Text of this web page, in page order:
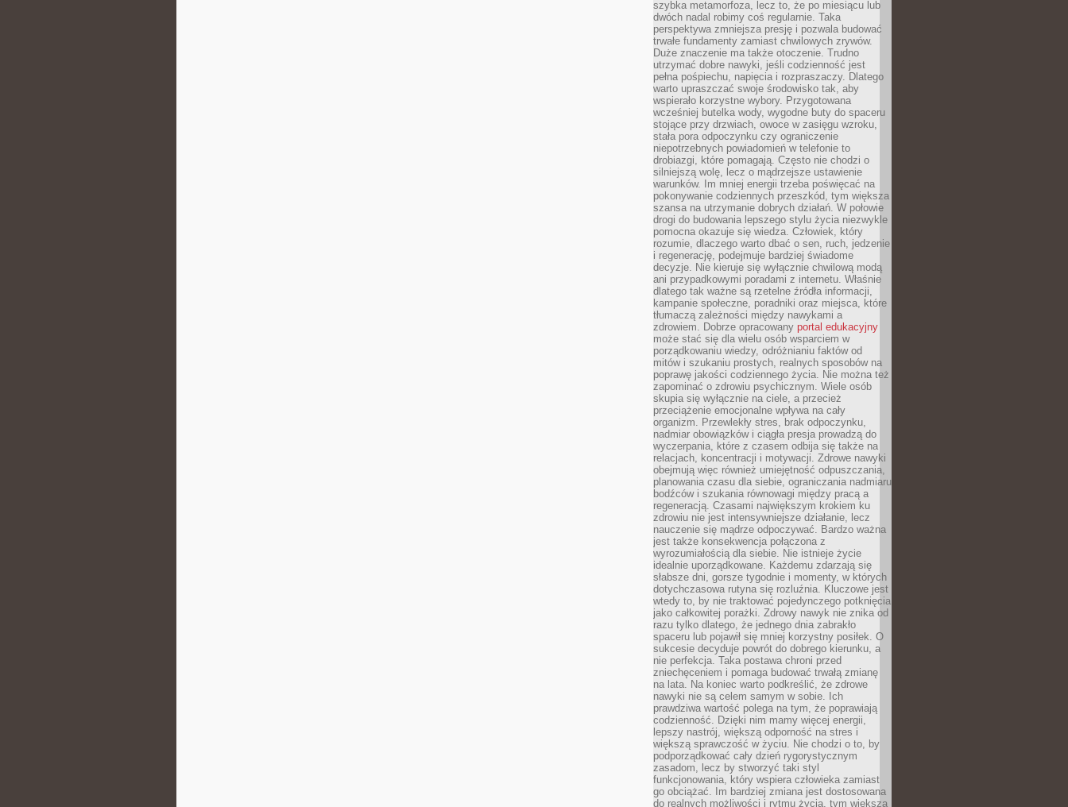
szybka metamorfoza, lecz to, że po miesiącu lub
dwóch nadal robimy coś regularnie. Taka
perspektywa zmniejsza presję i pozwala budować
trwałe fundamenty zamiast chwilowych zrywów.
Duże znaczenie ma także otoczenie. Trudno
utrzymać dobre nawyki, jeśli codzienność jest
pełna pośpiechu, napięcia i rozpraszaczy. Dlatego
warto upraszczać swoje środowisko tak, aby
wspierało korzystne wybory. Przygotowana
wcześniej butelka wody, wygodne buty do spaceru
stojące przy drzwiach, owoce w zasięgu wzroku,
stała pora odpoczynku czy ograniczenie
niepotrzebnych powiadomień w telefonie to
drobiazgi, które pomagają. Często nie chodzi o
silniejszą wolę, lecz o mądrzejsze ustawienie
warunków. Im mniej energii trzeba poświęcać na
pokonywanie codziennych przeszkód, tym większa
szansa na utrzymanie dobrych działań. W połowie
drogi do budowania lepszego stylu życia niezwykle
pomocna okazuje się wiedza. Człowiek, który
rozumie, dlaczego warto dbać o sen, ruch, jedzenie
i regenerację, podejmuje bardziej świadome
decyzje. Nie kieruje się wyłącznie chwilową modą
ani przypadkowymi poradami z internetu. Właśnie
dlatego tak ważne są rzetelne źródła informacji,
kampanie społeczne, poradniki oraz miejsca, które
tłumaczą zależności między nawykami a
zdrowiem. Dobrze opracowany portal edukacyjny
może stać się dla wielu osób wsparciem w
porządkowaniu wiedzy, odróżnianiu faktów od
mitów i szukaniu prostych, realnych sposobów na
poprawę jakości codziennego życia. Nie można też
zapominać o zdrowiu psychicznym. Wiele osób
skupia się wyłącznie na ciele, a przecież
przeciążenie emocjonalne wpływa na cały
organizm. Przewlekły stres, brak odpoczynku,
nadmiar obowiązków i ciągła presja prowadzą do
wyczerpania, które z czasem odbija się także na
relacjach, koncentracji i motywacji. Zdrowe nawyki
obejmują więc również umiejętność odpuszczania,
planowania czasu dla siebie, ograniczania nadmiaru
bodźców i szukania równowagi między pracą a
regeneracją. Czasami największym krokiem ku
zdrowiu nie jest intensywniejsze działanie, lecz
nauczenie się mądrze odpoczywać. Bardzo ważna
jest także konsekwencja połączona z
wyrozumiałością dla siebie. Nie istnieje życie
idealnie uporządkowane. Każdemu zdarzają się
słabsze dni, gorsze tygodnie i momenty, w których
dotychczasowa rutyna się rozluźnia. Kluczowe jest
wtedy to, by nie traktować pojedynczego potknięcia
jako całkowitej porażki. Zdrowy nawyk nie znika od
razu tylko dlatego, że jednego dnia zabrakło
spaceru lub pojawił się mniej korzystny posiłek. O
sukcesie decyduje powrót do dobrego kierunku, a
nie perfekcja. Taka postawa chroni przed
zniechęceniem i pomaga budować trwałą zmianę
na lata. Na koniec warto podkreślić, że zdrowe
nawyki nie są celem samym w sobie. Ich
prawdziwa wartość polega na tym, że poprawiają
codzienność. Dzięki nim mamy więcej energii,
lepszy nastrój, większą odporność na stres i
większą sprawczość w życiu. Nie chodzi o to, by
podporządkować cały dzień rygorystycznym
zasadom, lecz by stworzyć taki styl
funkcjonowania, który wspiera człowieka zamiast
go obciążać. Im bardziej zmiana jest dostosowana
do realnych możliwości i rytmu życia, tym większa